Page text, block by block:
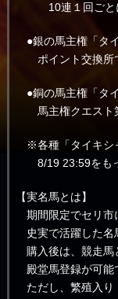
10連１回ごとに
●銀の馬主権「タ
ポイント交換所
●銅の馬主権「タ
馬主権クエスト
※各種「タイキシ
8/19 23:59をもっ
【実名馬とは】
期間限定でセリ市
史実で活躍した名
購入後は、競走馬
殿堂馬登録が可能
ただし、繁殖入り